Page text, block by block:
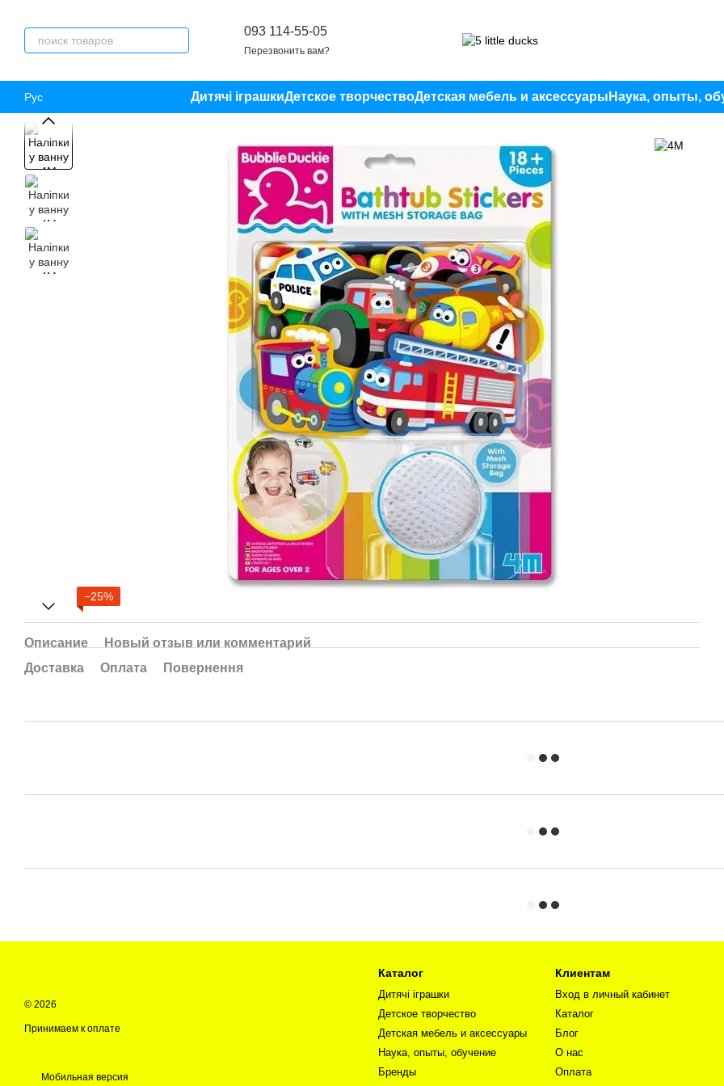
093 114-55-05
Перезвонить вам?
Рус Дитячі іграшкиДетское творчествоДетская мебель и аксессуары Наука, опыты,
−25%
Описание
Новый отзыв или комментарий
Доставка
Оплата Повернення
© 2026
Принимаем к оплате
Мобильная версия
Каталог
Дитячі іграшки
Детское творчество
Детская мебель и аксессуары
Наука, опыты, обучение
Бренды
Клиентам
Вход в личный кабинет
Каталог
Блог
О нас
Оплата